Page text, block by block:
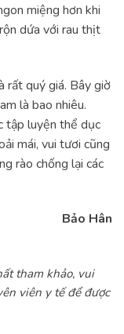
miệng hơn khi
dứa với rau thịt
rất quý giá. Bây giờ
là bao nhiêu.
tập luyện thể dục
mái, vui tươi cũng
rào chống lại các
Bảo Hân
tham khảo, vui
viên y tế để được